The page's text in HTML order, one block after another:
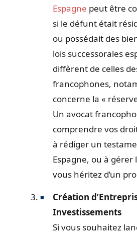
Espagne peut être
si le défunt était
ou possédait des
lois successorales
diffèrent de celles
francophones,
concerne la «
Un avocat
comprendre vos
à rédiger un
Espagne, ou à gérer
vous héritez d’un
Création
Investissements
Si vous souhaitez